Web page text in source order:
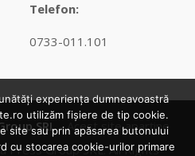
Telefon:
0733-011.101
SRL- Acest site aparține
Press Group SRL. All Rights
experiența dumneavoastră
utilizăm fișiere de tip cookie.
site sau prin apăsarea butonului
cu stocarea cookie-urilor primare